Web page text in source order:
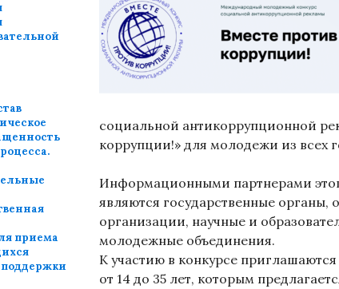
социальной антикоррупционной
коррупции!» для молодежи из всех
Информационными партнерами
являются государственные органы,
организации, научные и
молодежные объединения.
К участию в конкурсе
от 14 до 35 лет, которым
приема